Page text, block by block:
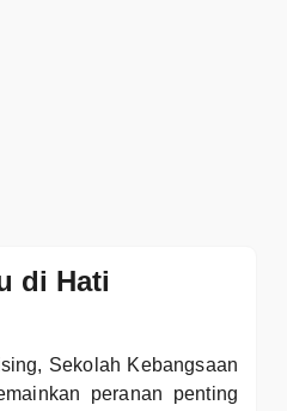
di Hati
Sekolah Kebangsaan
peranan penting